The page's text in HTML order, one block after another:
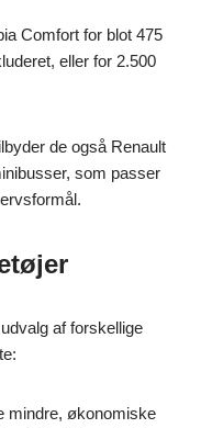
Comfort for blot 475
eller for 2.500
de også Renault
som passer
af forskellige
mindre, økonomiske